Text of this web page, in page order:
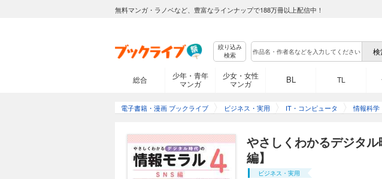
無料マンガ・ラノベなど、豊富なラインナップで188万冊以上配信中！
絞り込み
検索
総合
少年・青年
マンガ
少女・女性
マンガ
BL TL
電子書籍・漫画 ブックライブ ビジネス・実用 IT・コンピュータ 情報科学
やさしくわかるデジタ
編】
ビジネス・実用